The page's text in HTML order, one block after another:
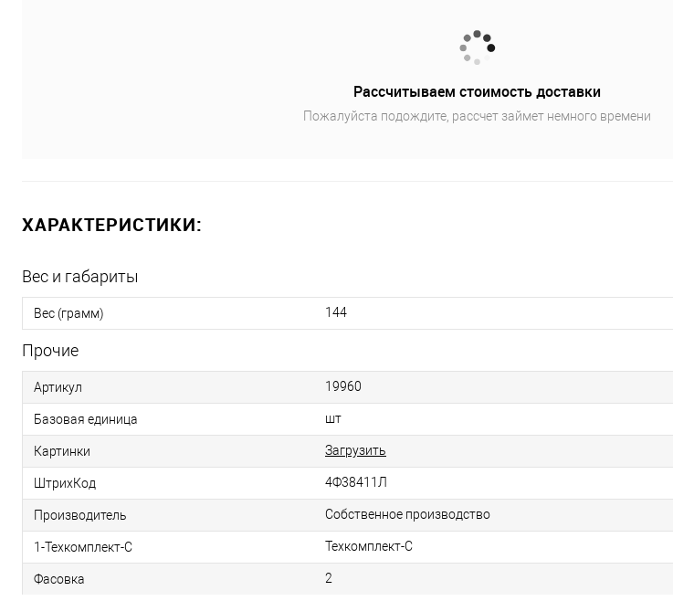
Рассчитываем стоимость доставки
Пожалуйста подождите, рассчет займет немного времени
ХАРАКТЕРИСТИКИ:
Вес и габариты
Вес (грамм) 144
Прочие
Артикул 19960
Базовая единица шт
Картинки Загрузить
ШтрихКод 4Ф38411Л
Производитель Собственное производство
1-Техкомплект-С Техкомплект-С
Фасовка 2